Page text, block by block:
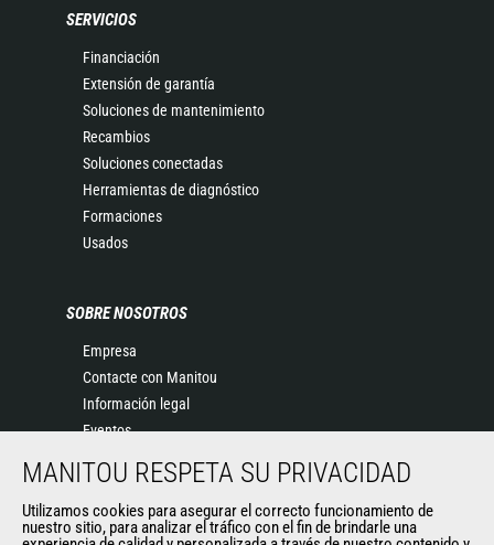
SERVICIOS
Financiación
Extensión de garantía
Soluciones de mantenimiento
Recambios
Soluciones conectadas
Herramientas de diagnóstico
Formaciones
Usados
SOBRE NOSOTROS
Empresa
Contacte con Manitou
Información legal
Eventos
Historia
General Terms and Conditions of Sale
MANITOU RESPETA SU PRIVACIDAD
Utilizamos cookies para asegurar el correcto funcionamiento de
nuestro sitio, para analizar el tráfico con el fin de brindarle una